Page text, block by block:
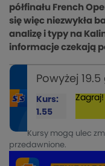
półfinału French
się więc niezwykła
analizę i typy na
informacje czekają
Powyżej
Kurs:
1.55
Zagraj!
Kursy mogą ulec
przedawnione.